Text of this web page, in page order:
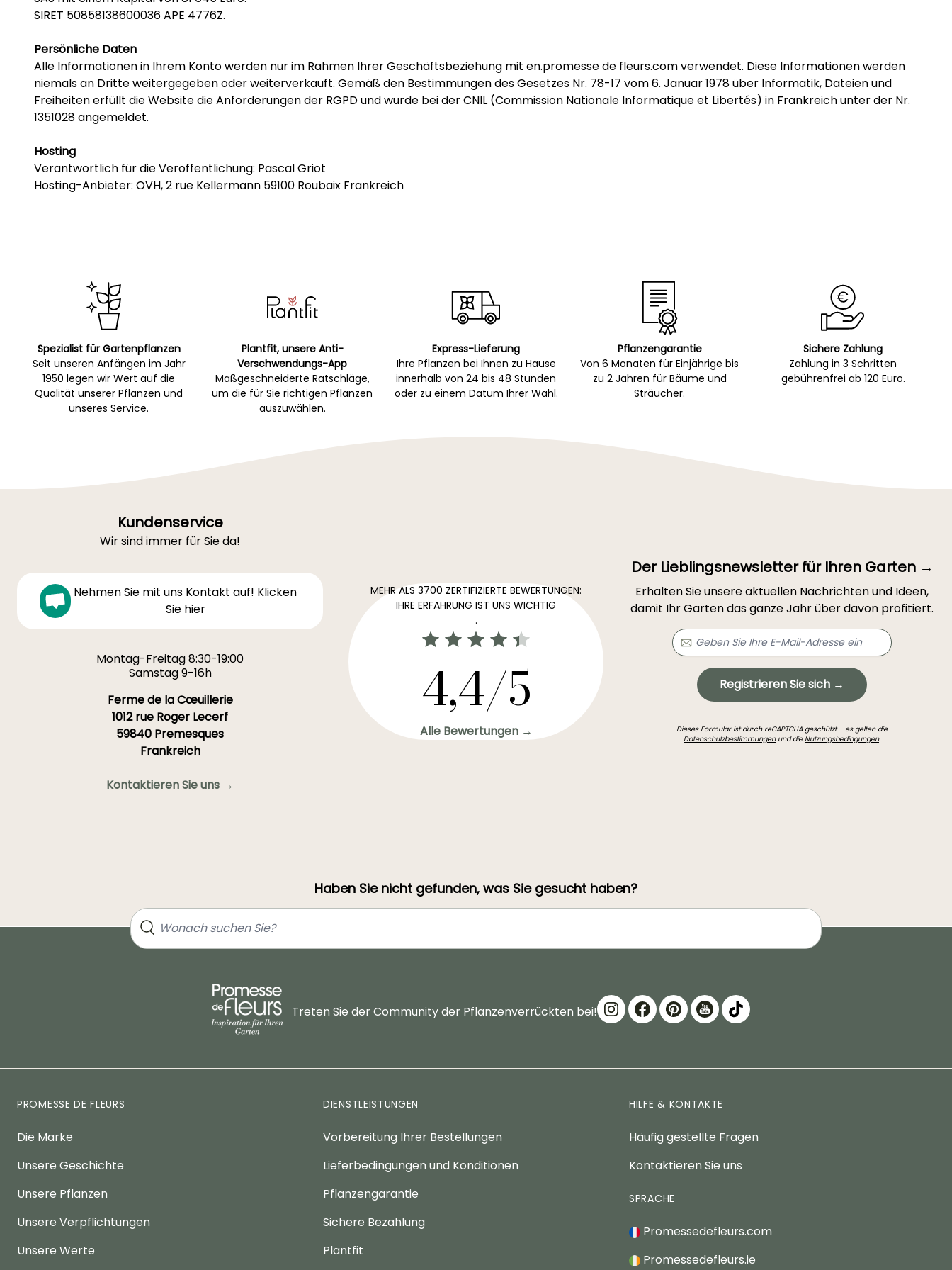
SIRET 50858138600036 APE 4776Z.
Persönliche Daten
Alle Informationen in Ihrem Konto werden nur im Rahmen Ihrer Geschäftsbeziehung mit en.promesse de fleurs.com verwendet. Diese Informationen werden
niemals an Dritte weitergegeben oder weiterverkauft. Gemäß den Bestimmungen des Gesetzes Nr. 78-17 vom 6. Januar 1978 über Informatik, Dateien und
Freiheiten erfüllt die Website die Anforderungen der RGPD und wurde bei der CNIL (Commission Nationale Informatique et Libertés) in Frankreich unter der Nr.
1351028 angemeldet.
Hosting
Verantwortlich für die Veröffentlichung: Pascal Griot
Hosting-Anbieter: OVH, 2 rue Kellermann 59100 Roubaix Frankreich
Spezialist für Gartenpflanzen
Seit unseren Anfängen im Jahr
1950 legen wir Wert auf die
Qualität unserer Pflanzen und
unseres Service.
Plantfit, unsere Anti-
Verschwendungs-App
Maßgeschneiderte Ratschläge,
um die für Sie richtigen Pflanzen
auszuwählen.
Express-Lieferung
Ihre Pflanzen bei Ihnen zu Hause
innerhalb von 24 bis 48 Stunden
oder zu einem Datum Ihrer Wahl.
Pflanzengarantie
Von 6 Monaten für Einjährige bis
zu 2 Jahren für Bäume und
Sträucher.
Sichere Zahlung
Zahlung in 3 Schritten
gebührenfrei ab 120 Euro.
Kundenservice
Wir sind immer für Sie da!
Nehmen Sie mit uns Kontakt auf! Klicken
Sie hier
Montag-Freitag 8:30-19:00
Samstag 9-16h
Ferme de la Cœuillerie
1012 rue Roger Lecerf
59840 Premesques
Frankreich
Kontaktieren Sie uns →
MEHR ALS 3700 ZERTIFIZIERTE BEWERTUNGEN:
IHRE ERFAHRUNG IST UNS WICHTIG
.
4,4/5
Alle Bewertungen →
Der Lieblingsnewsletter für Ihren Garten →
Erhalten Sie unsere aktuellen Nachrichten und Ideen,
damit Ihr Garten das ganze Jahr über davon profitiert.
Registrieren Sie sich →
Dieses Formular ist durch reCAPTCHA geschützt – es gelten die
Datenschutzbestimmungenund dieNutzungsbedingungen.
Haben Sie nicht gefunden, was Sie gesucht haben?
Treten Sie der Community der Pflanzenverrückten bei!
PROMESSE DE FLEURS
Die Marke
Unsere Geschichte
Unsere Pflanzen
Unsere Verpflichtungen
Unsere Werte
DIENSTLEISTUNGEN
Vorbereitung Ihrer Bestellungen
Lieferbedingungen und Konditionen
Pflanzengarantie
Sichere Bezahlung
Plantfit
HILFE & KONTAKTE
Häufig gestellte Fragen
Kontaktieren Sie uns
SPRACHE
Promessedefleurs.com
Promessedefleurs.ie